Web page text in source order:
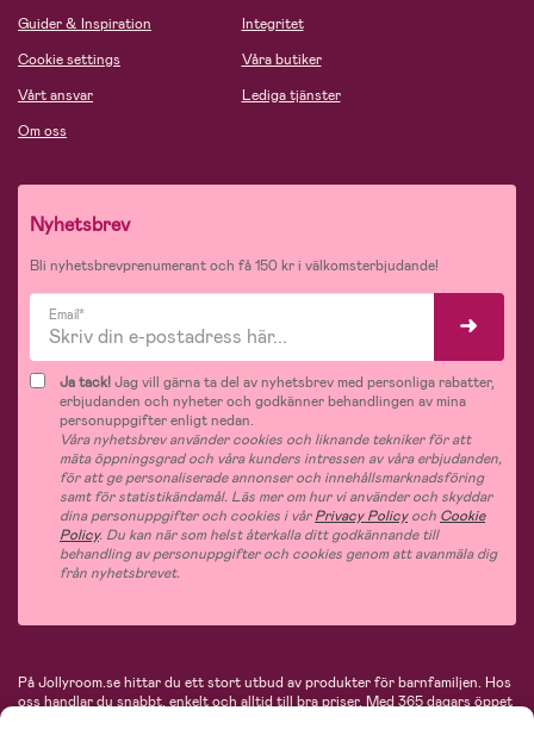
Guider & Inspiration
Cookie settings
Vårt ansvar
Om oss
Integritet
Våra butiker
Lediga tjänster
Nyhetsbrev
Bli nyhetsbrevprenumerant och få 150 kr i välkomsterbjudande!
Email*
Ja tack!Jag vill gärna ta del av nyhetsbrev med personliga rabatter,
erbjudanden och nyheter och godkänner behandlingen av mina
personuppgifter enligt nedan.
Våra nyhetsbrev använder cookies och liknande tekniker för att
mäta öppningsgrad och våra kunders intressen av våra erbjudanden,
för att ge personaliserade annonser och innehållsmarknadsföring
samt för statistikändamål. Läs mer om hur vi använder och skyddar
dina personuppgifter och cookies i vårPrivacy Policyoch Cookie
Policy. Du kan när som helst återkalla ditt godkännande till
behandling av personuppgifter och cookies genom att avanmäla dig
från nyhetsbrevet.
På Jollyroom.se hittar du ett stort utbud av produkter för barnfamiljen. Hos
oss handlar du snabbt, enkelt och alltid till bra priser.Med 365 dagars öppet